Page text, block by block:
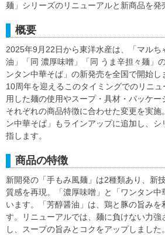
麺」シリーズのリニューアルと新商品を発
概要
2025年9月22日から東洋水産は、「マルち
油」「同 濃厚味噌」「同 うま辛担々麺」
ンタン中華そば」の新発売を全国で開始
10周年を迎えるこのタイミングでのリニ
用した麺の使用やスープ・具材・パッケー
それぞれの商品特徴に合わせた変更を実施
ン中華そば」もラインアップに追加し、シ
指します。
商品の特徴
新開発の「手もみ風麺」は2種類あり、新
質感を再現。「濃厚味噌」と「ワンタン中
います。「芳醇醤油」は、鶏と豚の旨み
す。リニューアルでは、麺に負けない力
し、スープの旨みとコクをアップしまし